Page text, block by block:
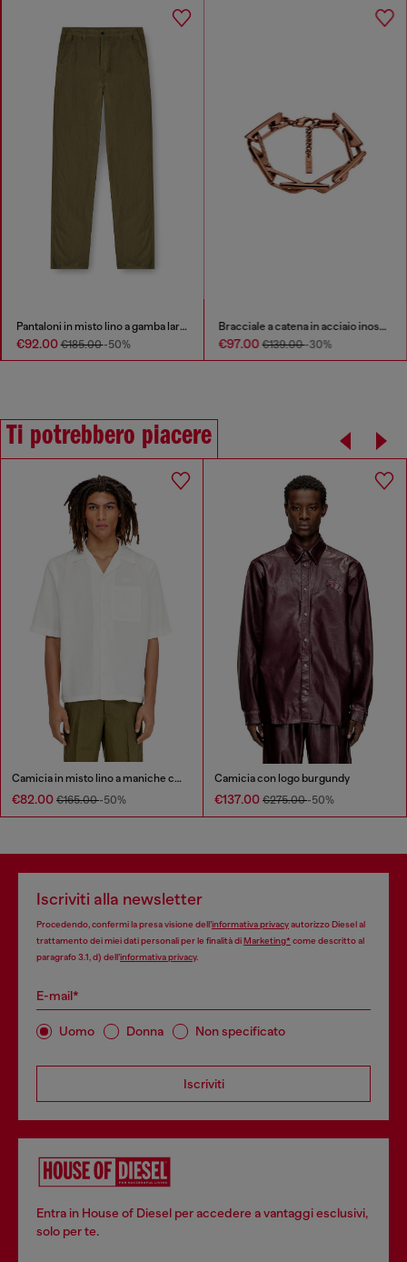
Pantaloni in misto lino a gamba larga
€92.00€185.00-50%
Bracciale a catena in acciaio inossidabile
€97.00€139.00-30%
Ti potrebbero piacere
Camicia in misto lino a maniche corte
€82.00 €165.00-50%
Camicia con logo burgundy
€137.00 €275.00-50%
Iscriviti alla newsletter
Procedendo, confermi la presa visione dell’informativa privacyautorizzo Diesel al
trattamento dei miei dati personali per le finalità diMarketing*come descritto al
paragrafo 3.1, d) dell’informativa privacy.
E-mail*
Uomo Donna Non specificato
Iscriviti
Entra in House of Diesel per accedere a vantaggi esclusivi,
solo per te.